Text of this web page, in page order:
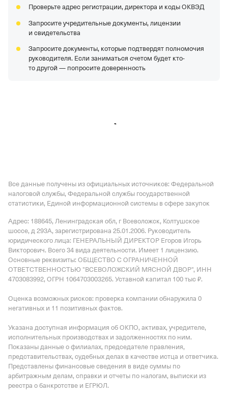
Проверьте адрес регистрации, директора и коды ОКВЭД
Запросите учредительные документы, лицензии
и свидетельства
Запросите документы, которые подтвердят полномочия
руководителя. Если заниматься счетом будет кто-
то другой — попросите доверенность
Все данные получены из официальных источников: Федеральной
налоговой службы, Федеральной службы государственной
статистики, Единой информационной системы в сфере закупок
Адрес: 188645, Ленинградская обл, г Всеволожск, Колтушское
шоссе, д 293А, зарегистрирована 25.01.2006. Руководитель
юридического лица: ГЕНЕРАЛЬНЫЙ ДИРЕКТОР Егоров Игорь
Викторович. Всего 34 вида деятельности. Имеет 1 лицензию.
Основные реквизиты: ОБЩЕСТВО С ОГРАНИЧЕННОЙ
ОТВЕТСТВЕННОСТЬЮ "ВСЕВОЛОЖСКИЙ МЯСНОЙ ДВОР", ИНН
4703083992, ОГРН 1064703003265. Уставной капитал 100 тыс ₽.
Оценка возможных рисков: проверка компании обнаружила 0
негативных и 11 позитивных фактов.
Указана доступная информация об ОКПО, активах, учредителе,
исполнительных производствах и задолженностях по ним.
Показаны данные о филиалах, председателе правления,
представительствах, судебных делах в качестве истца и ответчика.
Представлены финансовые сведения в виде суммы по
арбитражным делам, справки и отчеты по налогам, выписки из
реестра о банкротстве и ЕГРЮЛ.